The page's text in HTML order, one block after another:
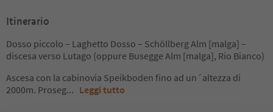
Itinerario
Dosso piccolo – Laghetto Dosso – Schöllberg Alm [malga] –
discesa verso Lutago (oppure Busegge Alm [malga], Rio Bianco)
Ascesa con la cabinovia Speikboden fino ad un´altezza di
2000m. Proseg... Leggi tutto